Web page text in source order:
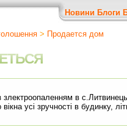
Новини Блоги
> Продается дом
злектроопаленням в
усі зручності в будинку,